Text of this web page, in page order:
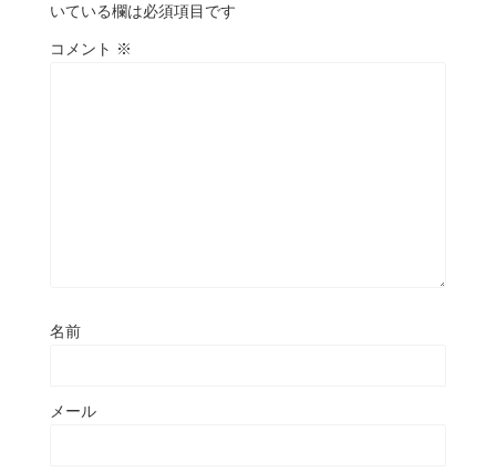
いている欄は必須項目です
コメント ※
名前
メール